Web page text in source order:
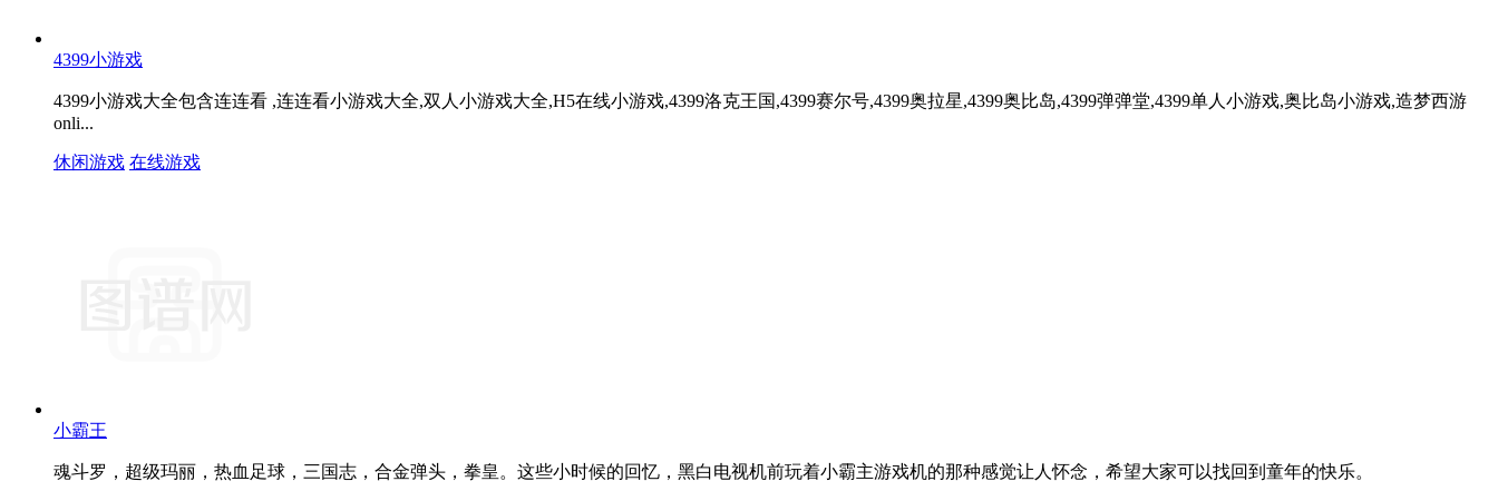
4399小游戏
4399小游戏大全包含连连看 ,连连看小游戏大全,双人小游戏大全,H5在线小游戏,4399洛克王国,4399赛尔号,4399奥拉星,4399奥比岛,4399弹弹堂,4399单人小游戏,奥比岛小游戏,造梦西游
onli...
休闲游戏 在线游戏
小霸王
魂斗罗，超级玛丽，热血足球，三国志，合金弹头，拳皇。这些小时候的回忆，黑白电视机前玩着小霸主游戏机的那种感觉让人怀念，希望大家可以找回到童年的快乐。